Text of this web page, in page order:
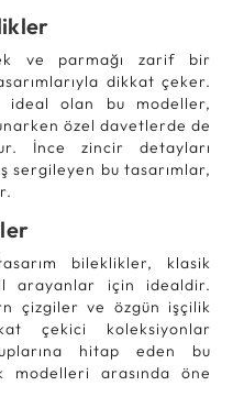
ve parmağı zarif bir
dikkat çeker.
olan bu modeller,
özel davetlerde de
İnce zincir detayları
sergileyen bu tasarımlar,
bileklikler, klasik
arayanlar için idealdir.
çizgiler ve özgün işçilik
çekici koleksiyonlar
hitap eden bu
modelleri arasında öne